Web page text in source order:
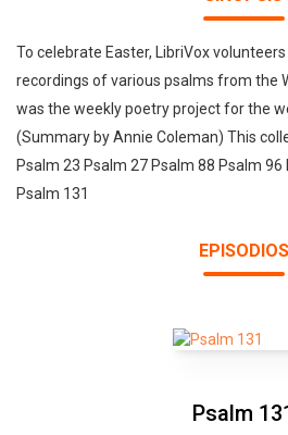
To celebrate Easter, LibriVox
recordings of various psalms from the
was the weekly poetry project for the
(Summary by Annie Coleman) This
Psalm 23 Psalm 27 Psalm 88 Psalm
Psalm 131
EPISODIOS
Psalm